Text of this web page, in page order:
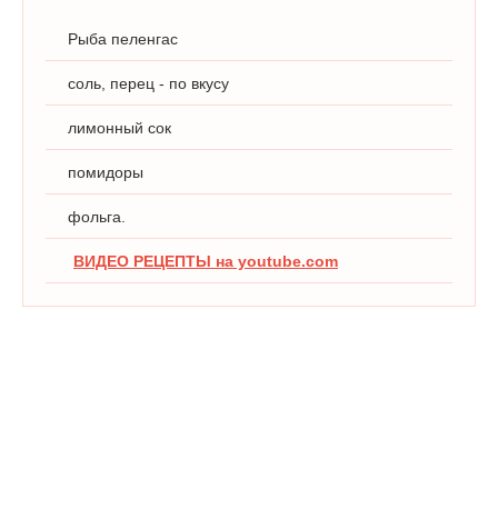
Рыба пеленгас
соль, перец - по вкусу
лимонный сок
помидоры
фольга.
ВИДЕО РЕЦЕПТЫ на youtube.com